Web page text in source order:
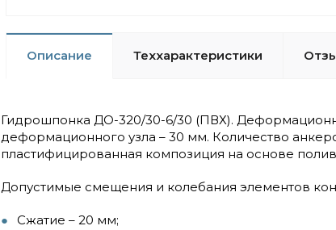
Описание Теххарактеристики
Гидрошпонка ДО-320/30-6/30 (ПВХ).
деформационного узла – 30 мм. Количество
пластифицированная композиция на основе
Допустимые смещения и колебания элементов
Сжатие – 20 мм;